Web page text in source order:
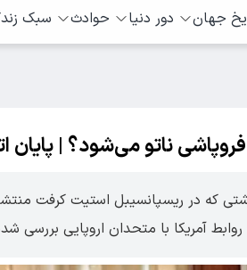
جهان دور دنیا حوادث سبک
ناتو می‌شود؟ | پایان
که در ریسپانسیبل استیت کرفت
روابط آمریکا با متحدان اروپایی بررسی